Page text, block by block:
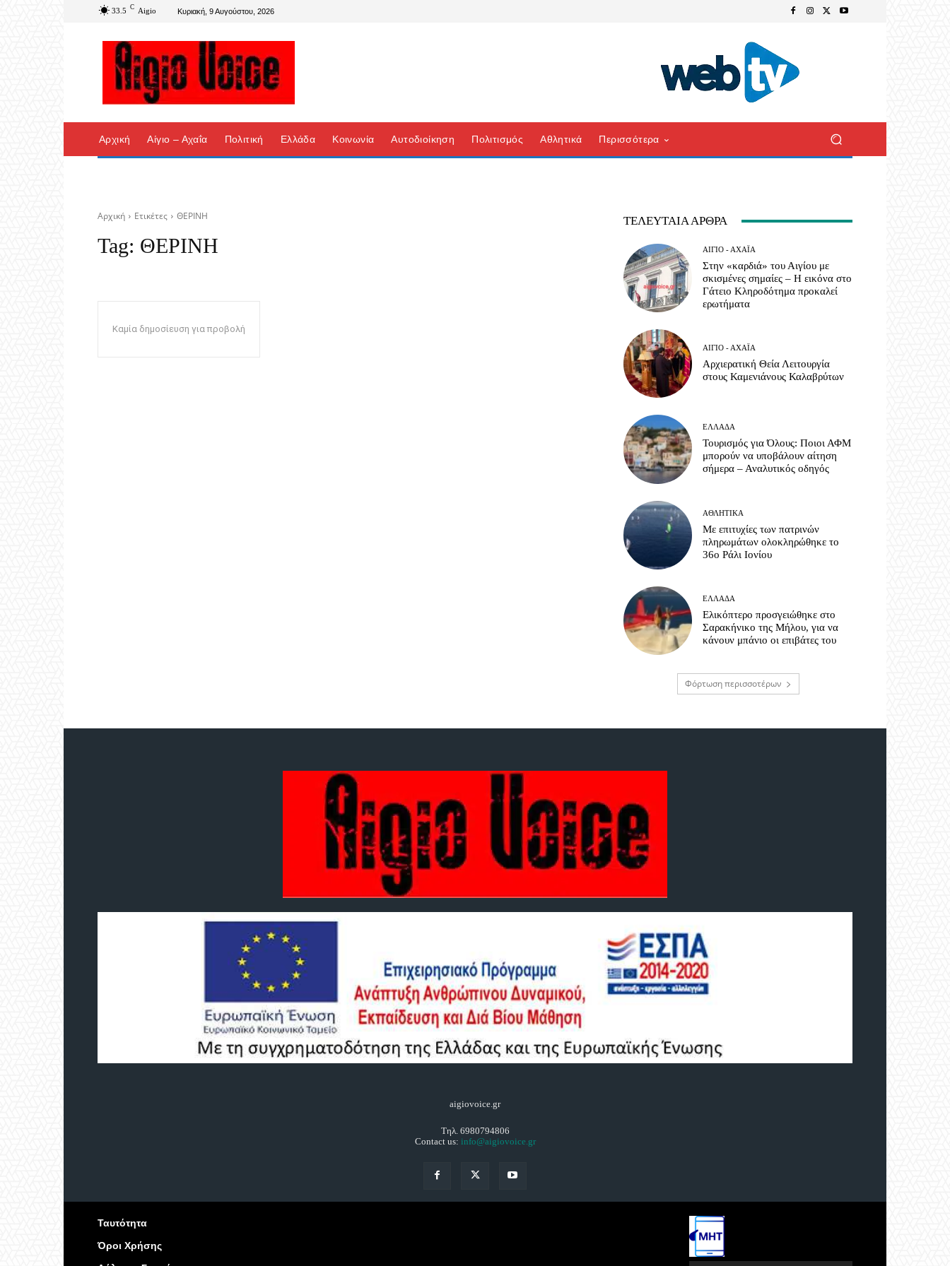
33.5 C Aigio Κυριακή, 9 Αυγούστου, 2026
Αρχική Αίγιο – Αχαΐα Πολιτική Ελλάδα Κοινωνία Αυτοδιοίκηση Πολιτισμός Αθλητικά Περισσότερα
Αρχική Ετικέτες ΘΕΡΙΝΗ
Tag: ΘΕΡΙΝΗ
Καμία δημοσίευση για προβολή
ΤΕΛΕΥΤΑΊΑ ΆΡΘΡΑ
ΑΊΓΙΟ - ΑΧΑΪ́Α
Στην «καρδιά» του Αιγίου με
σκισμένες σημαίες – Η εικόνα στο
Γάτειο Κληροδότημα προκαλεί
ερωτήματα
ΑΊΓΙΟ - ΑΧΑΪ́Α
Αρχιερατική Θεία Λειτουργία
στους Καμενιάνους Καλαβρύτων
ΕΛΛΆΔΑ
Τουρισμός για Όλους: Ποιοι ΑΦΜ
μπορούν να υποβάλουν αίτηση
σήμερα – Αναλυτικός οδηγός
ΑΘΛΗΤΙΚΆ
Με επιτυχίες των πατρινών
πληρωμάτων ολοκληρώθηκε το
36ο Ράλι Ιονίου
ΕΛΛΆΔΑ
Ελικόπτερο προσγειώθηκε στο
Σαρακήνικο της Μήλου, για να
κάνουν μπάνιο οι επιβάτες του
Φόρτωση περισσοτέρων
aigiovoice.gr
Τηλ. 6980794806
Contact us: info@aigiovoice.gr
Ταυτότητα
Όροι Χρήσης